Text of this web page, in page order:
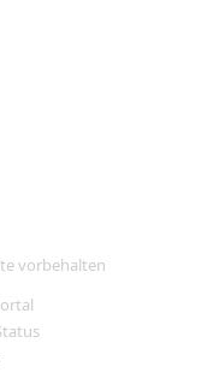
vorbehalten